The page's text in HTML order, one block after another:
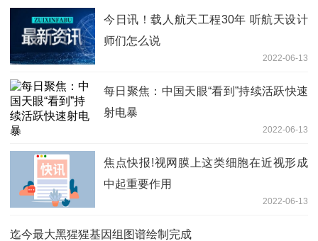
今日讯！载人航天工程30年 听航天设计
师们怎么说
2022-06-13
每日聚焦：中国天眼“看到”持续活跃快速
射电暴
2022-06-13
焦点快报!视网膜上这类细胞在近视形成
中起重要作用
2022-06-13
迄今最大黑猩猩基因组图谱绘制完成